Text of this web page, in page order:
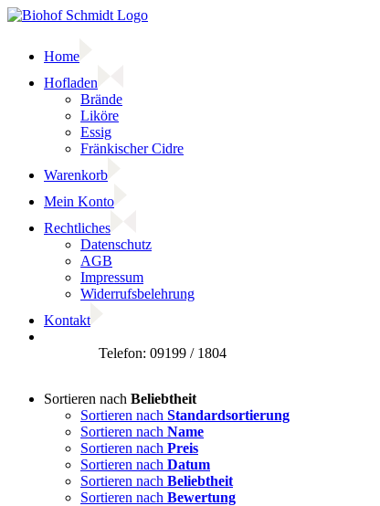
Zum
Home
Hofladen
Brände
Liköre
Essig
Fränkischer Cidre
Warenkorb
Mein Konto
Rechtliches
Datenschutz
AGB
Impressum
Widerrufsbelehrung
Kontakt
Sortieren nach Beliebtheit
Sortieren nach Standardsortierung
Sortieren nach Name
Sortieren nach Preis
Sortieren nach Datum
Sortieren nach Beliebtheit
Sortieren nach Bewertung